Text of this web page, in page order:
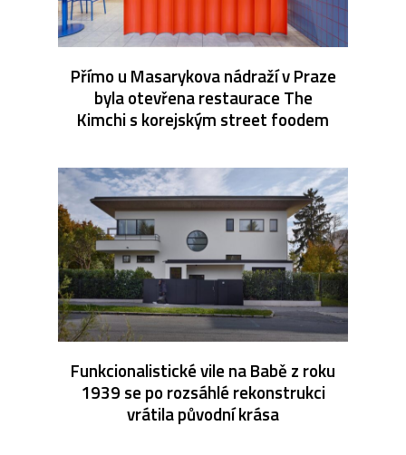
Přímo u Masarykova nádraží v Praze
byla otevřena restaurace The
Kimchi s korejským street foodem
Funkcionalistické vile na Babě z roku
1939 se po rozsáhlé rekonstrukci
vrátila původní krása